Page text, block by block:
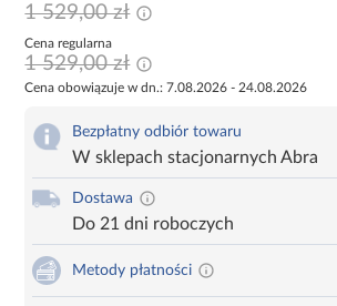
1 529,00 zł
Cena regularna
1 529,00 zł
Cena obowiązuje w dn.: 7.08.2026 - 24.08.2026
Bezpłatny odbiór towaru
W sklepach stacjonarnych Abra
Dostawa
Do 21 dni roboczych
Metody płatności